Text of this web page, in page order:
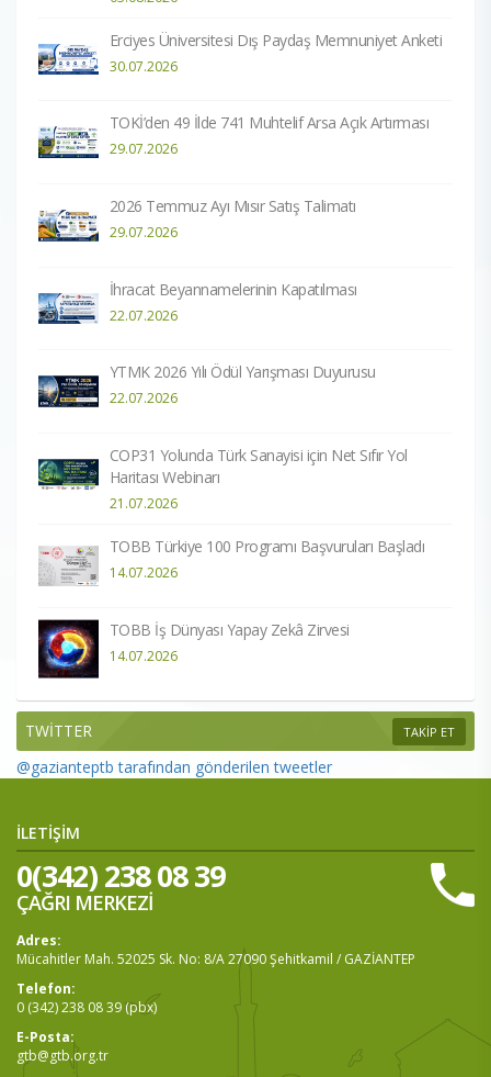
Erciyes Üniversitesi Dış Paydaş Memnuniyet Anketi
30.07.2026
TOKİ’den 49 İlde 741 Muhtelif Arsa Açık Artırması
29.07.2026
2026 Temmuz Ayı Mısır Satış Talimatı
29.07.2026
İhracat Beyannamelerinin Kapatılması
22.07.2026
YTMK 2026 Yılı Ödül Yarışması Duyurusu
22.07.2026
COP31 Yolunda Türk Sanayisi için Net Sıfır Yol
Haritası Webinarı
21.07.2026
TOBB Türkiye 100 Programı Başvuruları Başladı
14.07.2026
TOBB İş Dünyası Yapay Zekâ Zirvesi
14.07.2026
TWİTTER TAKİP ET
@gazianteptb tarafından gönderilen tweetler
İLETİŞİM
0(342) 238 08 39
ÇAĞRI MERKEZİ
Adres:
Mücahitler Mah. 52025 Sk. No: 8/A 27090 Şehitkamil / GAZİANTEP
Telefon:
0 (342) 238 08 39 (pbx)
E-Posta:
gtb@gtb.org.tr